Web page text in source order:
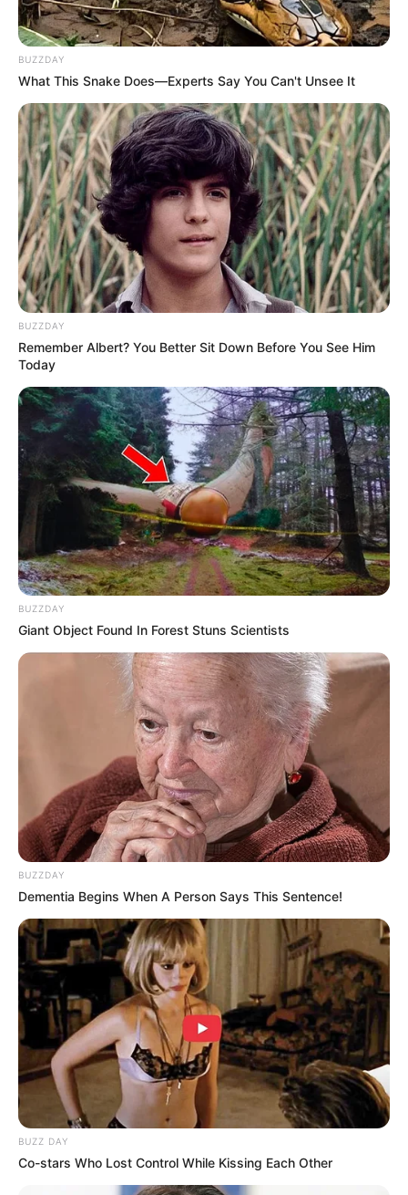
BUZZDAY
What This Snake Does—Experts Say You Can't Unsee It
BUZZDAY
Remember Albert? You Better Sit Down Before You See Him
Today
BUZZDAY
Giant Object Found In Forest Stuns Scientists
BUZZDAY
Dementia Begins When A Person Says This Sentence!
BUZZ DAY
Co-stars Who Lost Control While Kissing Each Other